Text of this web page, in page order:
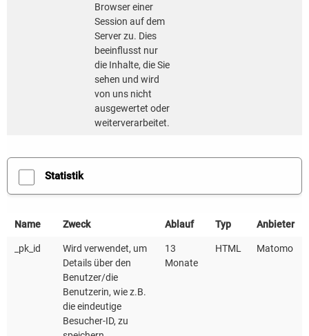
stehen deshalb vor der Herausforderung den
dazugehörigen Verkehr verträglich für die
Anwohnenden und die Umwelt zu gestalten, ohne die
ohnehin große Belastung der Zustellenden weiter zu
Neue Impulse und Erfahrungen aus der
Praxis
Der Workshop wirft einen Blick auf die Situation des
Lieferverkehrs in baden-württembergischen
liegen Ansatzpunkte für Kommunen? Anschließend
berichtet Martin Jugel von Hermes Germany über
verschiedene Strategien des Unternehmens,
Lieferverkehr möglichst emissionsfrei zu gestalten
Browser einer
Session auf dem
Server zu. Dies
beeinflusst nur
die Inhalte, die Sie
sehen und wird
von uns nicht
ausgewertet oder
weiterverarbeitet.
Statistik
Name Zweck Ablauf Typ Anbieter
_pk_id
Wird verwendet, um
Details über den
Benutzer/die
Benutzerin, wie z.B.
die eindeutige
Besucher-ID, zu
13
Monate
HTML Matomo